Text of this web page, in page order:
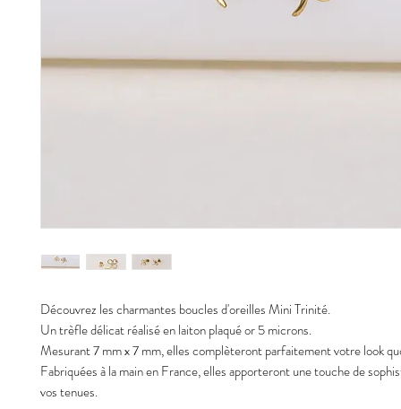
Découvrez les charmantes boucles d'oreilles Mini Trinité.
Un trèfle délicat réalisé en laiton plaqué or 5 microns.
Mesurant 7 mm x 7 mm, elles complèteront parfaitement votre look
Fabriquées à la main en France, elles apporteront une touche de
vos tenues.